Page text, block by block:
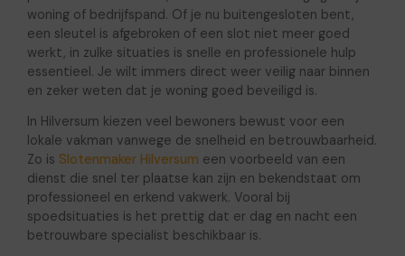
woning of bedrijfspand. Of je nu buitengesloten bent,
een sleutel is afgebroken of een slot niet meer goed
werkt, in zulke situaties is snelle en professionele hulp
essentieel. Je wilt immers direct weer veilig naar binnen
en zeker weten dat je woning goed beveiligd is.
In Hilversum kiezen veel bewoners bewust voor een
lokale vakman vanwege de snelheid en betrouwbaarheid.
Zo is Slotenmaker Hilversum een voorbeeld van een
dienst die snel ter plaatse kan zijn en bekendstaat om
professioneel en erkend vakwerk. Vooral bij
spoedsituaties is het prettig dat er dag en nacht een
betrouwbare specialist beschikbaar is.